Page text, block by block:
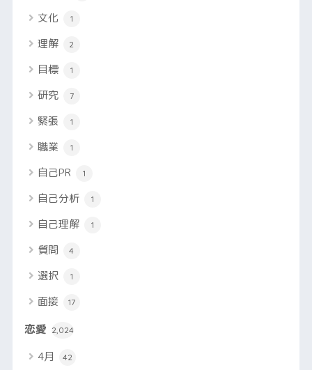
文化 1
理解 2
目標 1
研究 7
緊張 1
職業 1
自己PR 1
自己分析 1
自己理解 1
質問 4
選択 1
面接 17
恋愛 2,024
4月 42